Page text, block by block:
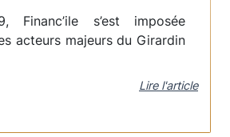
Financ’ile s’est imposée
acteurs majeurs du Girardin
Lire l'article